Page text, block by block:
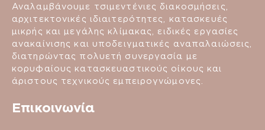
Αναλαμβάνουμε τσιμεντένιες διακοσμήσεις,
αρχιτεκτονικές ιδιαιτερότητες, κατασκευές
μικρής και μεγάλης κλίμακας, ειδικές εργασίες
ανακαίνισης και υποδειγματικές αναπαλαιώσεις,
διατηρώντας πολυετή συνεργασία με
κορυφαίους κατασκευαστικούς οίκους και
άριστους τεχνικούς εμπειρογνώμονες.
Επικοινωνία